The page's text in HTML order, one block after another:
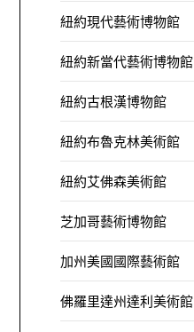
紐約現代藝術博物館
紐約新當代藝術博物館
紐約古根漢博物館
紐約布魯克林美術館
紐約艾佛森美術館
芝加哥藝術博物館
加州美國國際藝術館
佛羅里達州達利美術館